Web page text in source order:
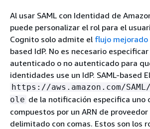
Al usar SAML con Identidad de
puede personalizar el rol para el
Cognito solo admite el flujo mejorado
based IdP. No es necesario
autenticado o no autenticado para
identidades use un IdP. SAML-based
https://aws.amazon.com/
ole de la notificación especifica uno
compuestos por un ARN de proveedor
delimitado con comas. Estos son los